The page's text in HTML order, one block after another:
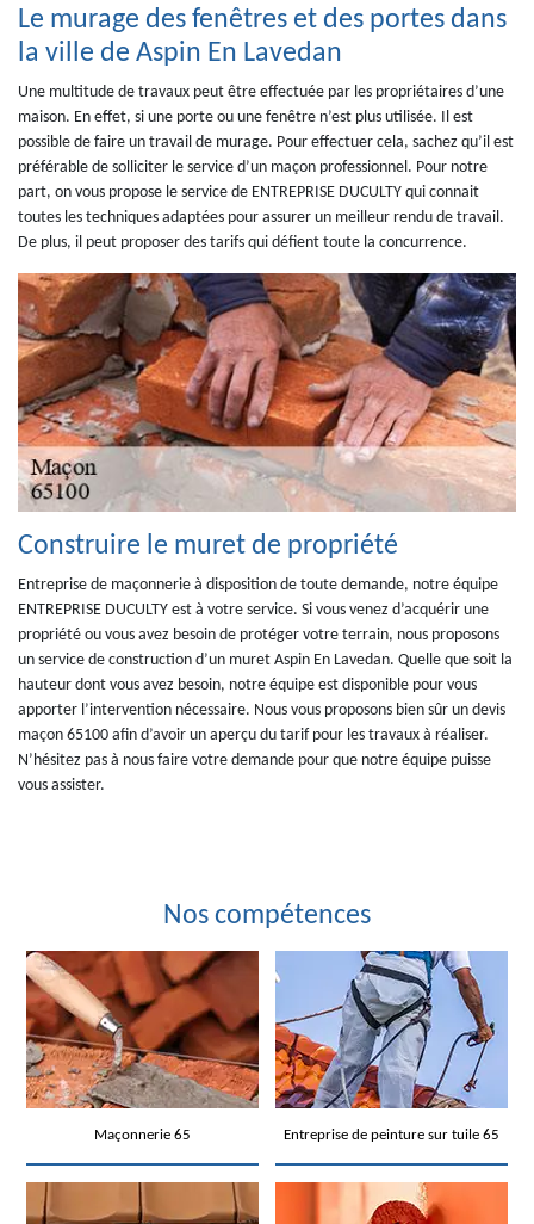
Le murage des fenêtres et des portes dans
la ville de Aspin En Lavedan
Une multitude de travaux peut être effectuée par les propriétaires d’une
maison. En effet, si une porte ou une fenêtre n’est plus utilisée. Il est
possible de faire un travail de murage. Pour effectuer cela, sachez qu’il est
préférable de solliciter le service d’un maçon professionnel. Pour notre
part, on vous propose le service de ENTREPRISE DUCULTY qui connait
toutes les techniques adaptées pour assurer un meilleur rendu de travail.
De plus, il peut proposer des tarifs qui défient toute la concurrence.
Construire le muret de propriété
Entreprise de maçonnerie à disposition de toute demande, notre équipe
ENTREPRISE DUCULTY est à votre service. Si vous venez d’acquérir une
propriété ou vous avez besoin de protéger votre terrain, nous proposons
un service de construction d’un muret Aspin En Lavedan. Quelle que soit la
hauteur dont vous avez besoin, notre équipe est disponible pour vous
apporter l’intervention nécessaire. Nous vous proposons bien sûr un devis
maçon 65100 afin d’avoir un aperçu du tarif pour les travaux à réaliser.
N’hésitez pas à nous faire votre demande pour que notre équipe puisse
vous assister.
Nos compétences
Maçonnerie 65 Entreprise de peinture sur tuile 65